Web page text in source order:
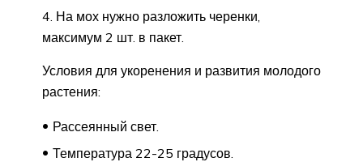
На мох нужно разложить черенки,
максимум 2 шт. в пакет.
Условия для укоренения и развития молодого
растения:
Рассеянный свет.
Температура 22-25 градусов.